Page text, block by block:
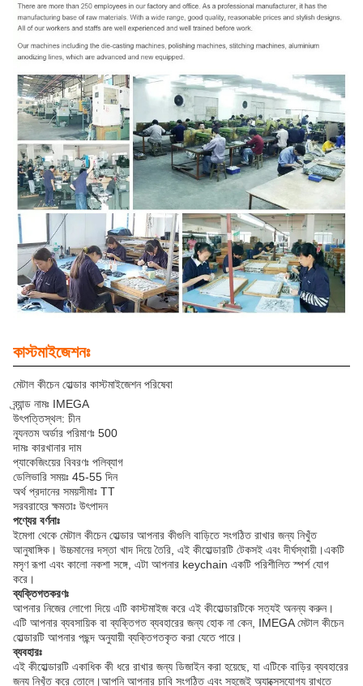
কাস্টমাইজেশনঃ
মেটাল কীচেন হোল্ডার কাস্টমাইজেশন পরিষেবা
ব্র্যান্ড নামঃ IMEGA
উৎপত্তিস্থল: চীন
ন্যূনতম অর্ডার পরিমাণঃ 500
দামঃ কারখানার দাম
প্যাকেজিংয়ের বিবরণঃ পলিব্যাগ
ডেলিভারি সময়ঃ 45-55 দিন
অর্থ প্রদানের সময়সীমাঃ TT
সরবরাহের ক্ষমতাঃ উৎপাদন
পণ্যের বর্ণনাঃ
ইমেগা থেকে মেটাল কীচেন হোল্ডার আপনার কীগুলি বাড়িতে সংগঠিত রাখার জন্য নিখুঁত
আনুষাঙ্গিক। উচ্চমানের দস্তা খাদ দিয়ে তৈরি, এই কীহোল্ডারটি টেকসই এবং দীর্ঘস্থায়ী।একটি
মসৃণ রূপা এবং কালো নকশা সঙ্গে, এটা আপনার keychain একটি পরিশীলিত স্পর্শ যোগ
করে।
ব্যক্তিগতকরণঃ
আপনার নিজের লোগো দিয়ে এটি কাস্টমাইজ করে এই কীহোল্ডারটিকে সত্যই অনন্য করুন।
এটি আপনার ব্যবসায়িক বা ব্যক্তিগত ব্যবহারের জন্য হোক না কেন, IMEGA মেটাল কীচেন
হোল্ডারটি আপনার পছন্দ অনুযায়ী ব্যক্তিগতকৃত করা যেতে পারে।
ব্যবহারঃ
এই কীহোল্ডারটি একাধিক কী ধরে রাখার জন্য ডিজাইন করা হয়েছে, যা এটিকে বাড়ির ব্যবহারের
জন্য নিখুঁত করে তোলে।আপনি আপনার চাবি সংগঠিত এবং সহজেই অ্যাক্সেসযোগ্য রাখতে